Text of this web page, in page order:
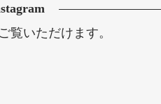
覧いただけます。